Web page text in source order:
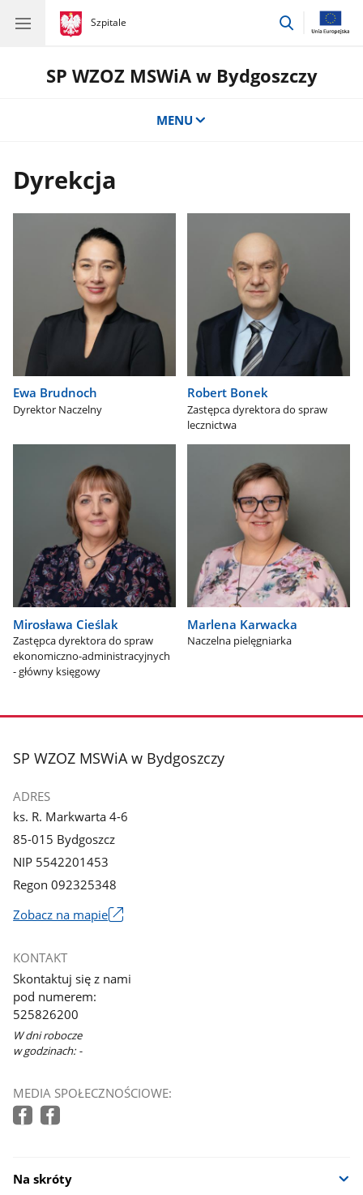
gov.pl
Szpitale
gov.pl
Szpitale
przejdź
SP WZOZ MSWiA w Bydgoszczy
MENU
Dyrekcja
Ewa Brudnoch
Dyrektor Naczelny
Robert Bonek
Zastępca dyrektora do spraw
lecznictwa
Mirosława Cieślak
Zastępca dyrektora do spraw
ekonomiczno-administracyjnych
- główny księgowy
Marlena Karwacka
Naczelna pielęgniarka
stopka
SP WZOZ MSWiA w Bydgoszczy
ADRES
ks. R. Markwarta 4-6
85-015 Bydgoszcz
NIP 5542201453
Regon 092325348
Zobacz na mapie
się
w
nowym
oknie
KONTAKT
Skontaktuj się z nami
pod numerem:
525826200
W dni robocze
w godzinach: -
MEDIA SPOŁECZNOŚCIOWE:
Na skróty